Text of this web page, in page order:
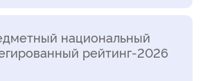
национальный
рейтинг-2026